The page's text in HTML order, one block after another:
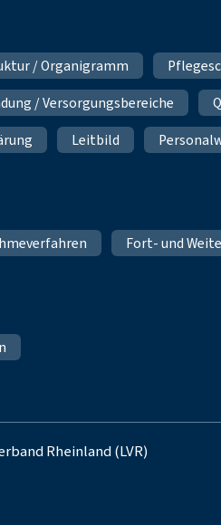
/ Organigramm
/ Versorgungsbereiche
Leitbild
Fort- und
Rheinland (LVR)